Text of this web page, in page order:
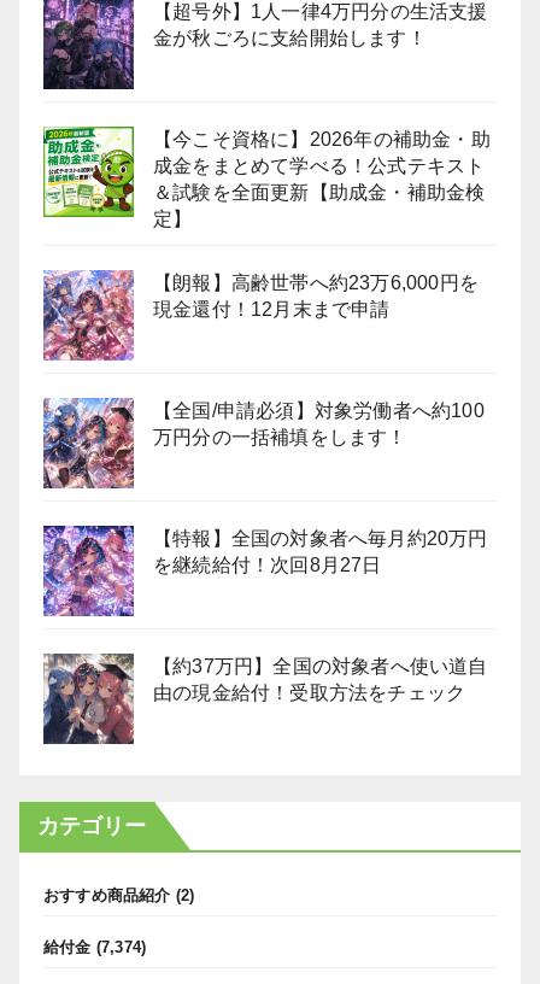
【超号外】1人一律4万円分の生活支援
金が秋ごろに支給開始します！
【今こそ資格に】2026年の補助金・助
成金をまとめて学べる！公式テキスト
＆試験を全面更新【助成金・補助金検
定】
【朗報】高齢世帯へ約23万6,000円を
現金還付！12月末まで申請
【全国/申請必須】対象労働者へ約100
万円分の一括補填をします！
【特報】全国の対象者へ毎月約20万円
を継続給付！次回8月27日
【約37万円】全国の対象者へ使い道自
由の現金給付！受取方法をチェック
カテゴリー
おすすめ商品紹介 (2)
給付金 (7,374)